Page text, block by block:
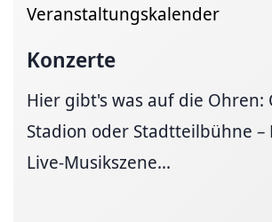
Veranstaltungskalender
Konzerte
Hier gibt's was auf die Ohren:
Stadion oder Stadtteilbühne –
Live-Musikszene...